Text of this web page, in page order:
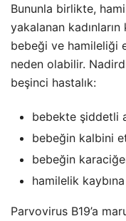
Bununla birlikte,
yakalanan
bebeği ve hamileliği
neden olabilir.
beşinci hastalık:
bebekte şiddetli
bebeğin kalbini
bebeğin
hamilelik
Parvovirus B19’a